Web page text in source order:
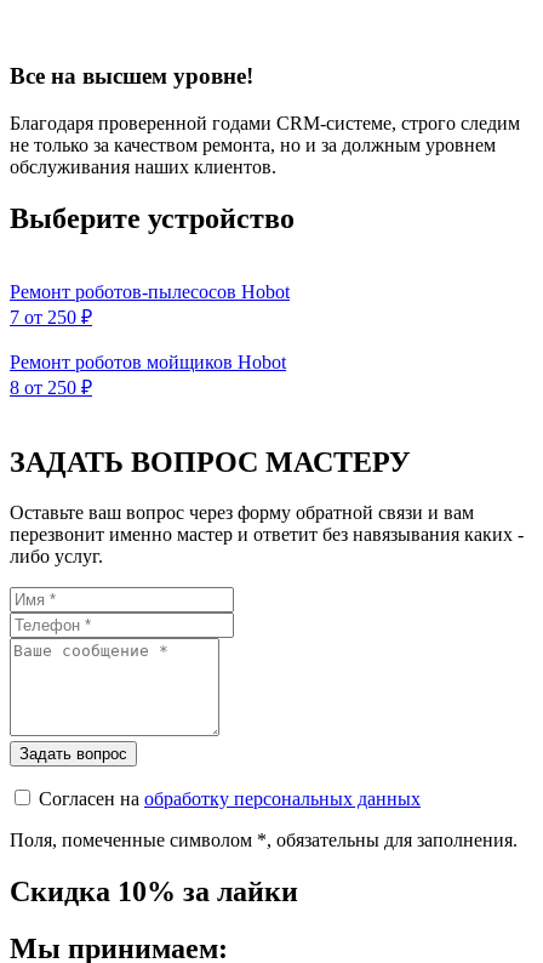
Все на высшем уровне!
Благодаря проверенной годами CRM-системе, строго следим
не только за качеством ремонта, но и за должным уровнем
обслуживания наших клиентов.
Выберите устройство
Ремонт роботов-пылесосов Hobot
7 от 250 ₽
Ремонт роботов мойщиков Hobot
8 от 250 ₽
ЗАДАТЬ ВОПРОС МАСТЕРУ
Оставьте ваш вопрос через форму обратной связи и вам
перезвонит именно мастер и ответит без навязывания каких -
либо услуг.
Согласен на обработку персональных данных
Поля, помеченные символом *, обязательны для заполнения.
Скидка 10% за лайки
Мы принимаем: